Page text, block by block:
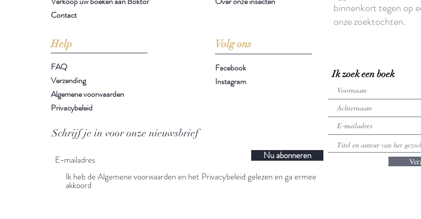
Contact
Help Volg ons
binnenkort tegen op
onze zoektochten.
FAQ
Verzending
Algemene voorwaarden
Privacybeleid
Facebook
Instagram
Schrijf je in voor onze nieuwsbrief
Nu abonneren
Ik heb de Algemene voorwaarden en het Privacybeleid gelezen en ga ermee
akkoord
Ik zoek een boek